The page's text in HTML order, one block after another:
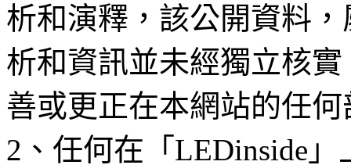
析和演釋，該公開資料
析和資訊並未經獨立核
善或更正在本網站的任
2、任何在「LEDinside